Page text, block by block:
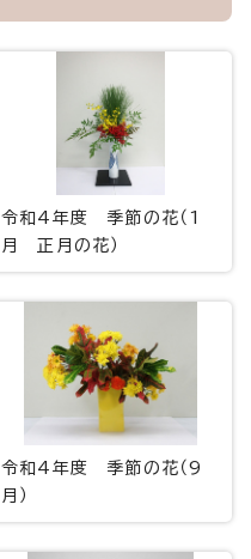
令和4年度 季節の花（1
月 正月の花）
令和4年度 季節の花（9
月）